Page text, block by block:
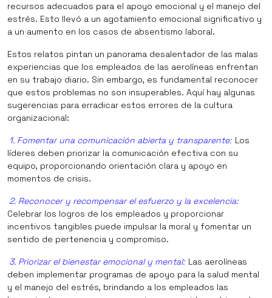
recursos adecuados para el apoyo emocional y el manejo del
estrés. Esto llevó a un agotamiento emocional significativo y
a un aumento en los casos de absentismo laboral.
Estos relatos pintan un panorama desalentador de las malas
experiencias que los empleados de las aerolíneas enfrentan
en su trabajo diario. Sin embargo, es fundamental reconocer
que estos problemas no son insuperables. Aquí hay algunas
sugerencias para erradicar estos errores de la cultura
organizacional:
1. Fomentar una comunicación abierta y transparente: Los
líderes deben priorizar la comunicación efectiva con su
equipo, proporcionando orientación clara y apoyo en
momentos de crisis.
2. Reconocer y recompensar el esfuerzo y la excelencia:
Celebrar los logros de los empleados y proporcionar
incentivos tangibles puede impulsar la moral y fomentar un
sentido de pertenencia y compromiso.
3. Priorizar el bienestar emocional y mental: Las aerolíneas
deben implementar programas de apoyo para la salud mental
y el manejo del estrés, brindando a los empleados las